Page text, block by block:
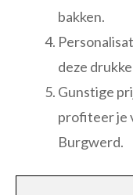
bakken.
deze
Gunstige
profiteer je
Burgwerd.